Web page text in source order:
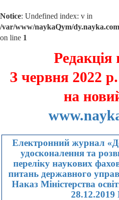
Notice: Undefined index: v in
/var/www/naykaQym/
on line 1
З червня 2022
на
Електронний журнал
удосконалення та
переліку наукових
питань державного
Наказ Міністерства